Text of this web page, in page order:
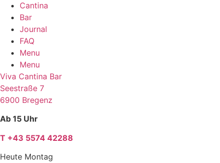
Cantina
Bar
Journal
FAQ
Menu
Menu
Viva Cantina Bar
Seestraße 7
6900 Bregenz
Ab 15 Uhr
T +43 5574 42288
Heute Montag